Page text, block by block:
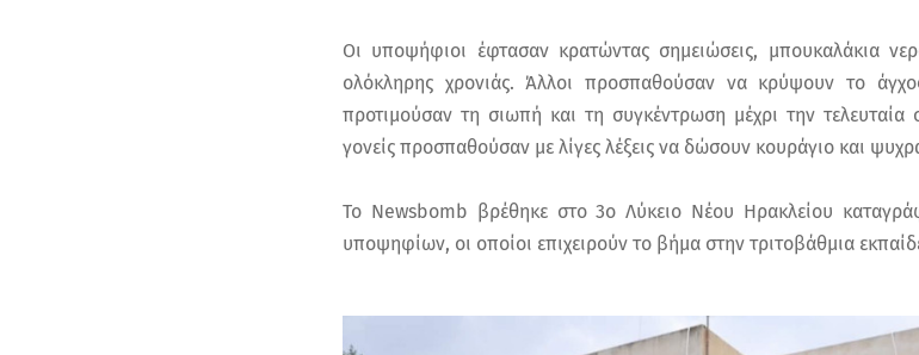
Οι υποψήφιοι έφτασαν κρατώντας σημειώσεις, μπουκαλάκια
ολόκληρης χρονιάς. Άλλοι προσπαθούσαν να κρύψουν το
προτιμούσαν τη σιωπή και τη συγκέντρωση μέχρι την τελευταία
γονείς προσπαθούσαν με λίγες λέξεις να δώσουν κουράγιο και
Το Newsbomb βρέθηκε στο 3ο Λύκειο Νέου Ηρακλείου
υποψηφίων, οι οποίοι επιχειρούν το βήμα στην τριτοβάθμια